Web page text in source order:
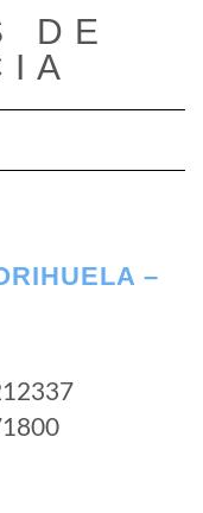
DE
de navegación
–